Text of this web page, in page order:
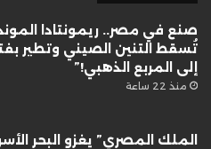
صنع في مصر.. ريمونتادا
تُسقط التنين الصيني وتطير
إلى المربع الذهبي!”
منذ 22 ساعة
الملك المصري” يغزو البحر